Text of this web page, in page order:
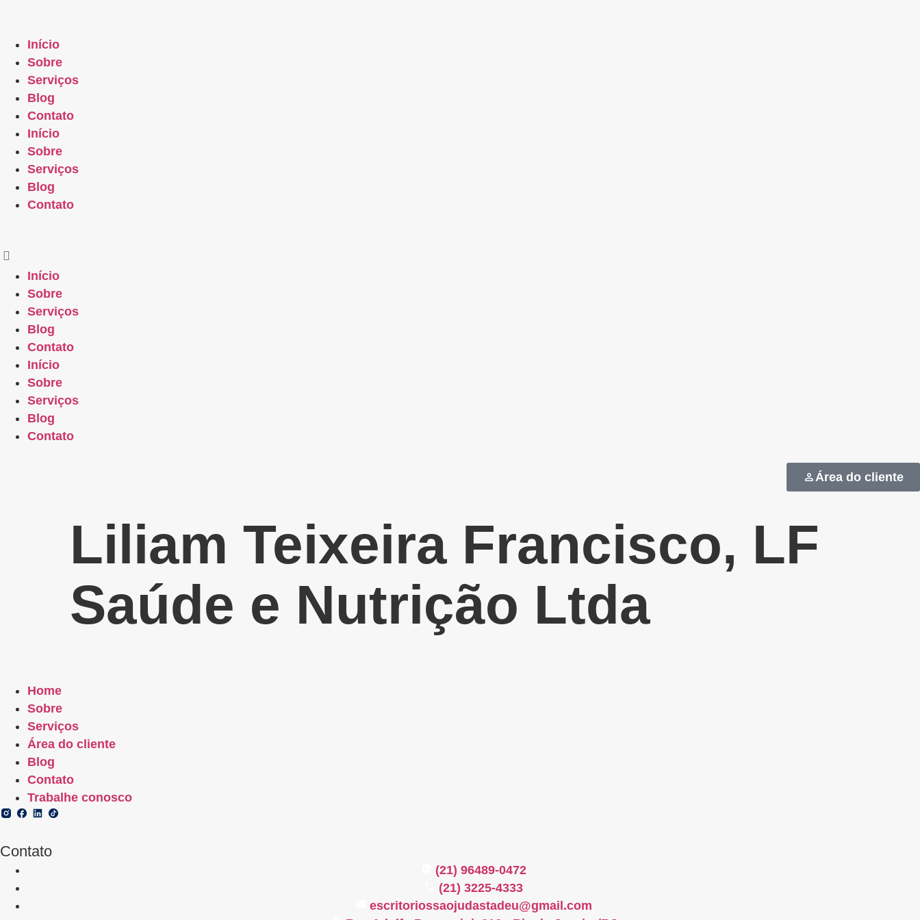
Início
Sobre
Serviços
Blog
Contato
Início
Sobre
Serviços
Blog
Contato
Início
Sobre
Serviços
Blog
Contato
Início
Sobre
Serviços
Blog
Contato
Área do cliente
Liliam Teixeira Francisco, LF
Saúde e Nutrição Ltda
Home
Sobre
Serviços
Área do cliente
Blog
Contato
Trabalhe conosco
Contato
(21) 96489-0472
(21) 3225-4333
escritoriossaojudastadeu@gmail.com